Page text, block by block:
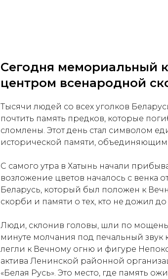
Сегодня мемориальный
центром всенародной
Тысячи людей со всех уголков
почтить память предков, которые
сломлены. Этот день стал символом
исторической памяти,
С самого утра в Хатынь начали
возложение цветов началось с венка
Беларусь, который был положен к
скорби и памяти о тех, кто не дожил
Люди, склонив головы, шли по
минуте молчания под печальный звук
легли к Вечному огню и фигуре
актива Ленинской районной
«Белая Русь». Это место, где память